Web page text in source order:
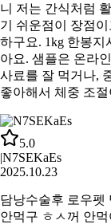
니 저는 간식처럼
기 쉬운점이 장점
하구요. 1kg 한봉지
아요. 샘플은 온라
사료를 잘 먹거나,
좋아해서 체중 조
5.0
|N7SEKaEs
2025.10.23
담낭수술후 로우펫
안먹구 ㅎㅅ꺼 안